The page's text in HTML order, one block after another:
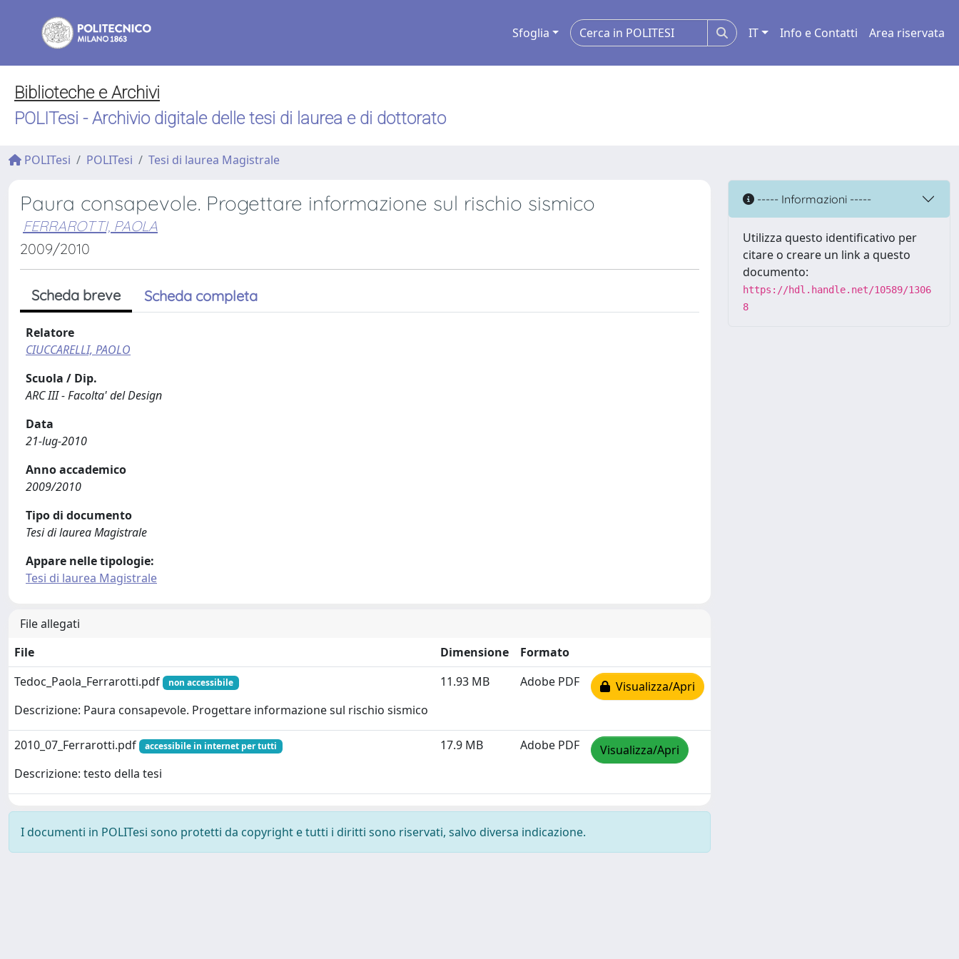
Sfoglia IT Info e Contatti Area riservata
Biblioteche e Archivi
POLITesi - Archivio digitale delle tesi di laurea e di dottorato
POLITesi POLITesi Tesi di laurea Magistrale
Paura consapevole. Progettare informazione sul rischio sismico
FERRAROTTI, PAOLA
2009/2010
Scheda breve Scheda completa
Relatore
CIUCCARELLI, PAOLO
Scuola / Dip.
ARC III - Facolta' del Design
Data
21-lug-2010
Anno accademico
2009/2010
Tipo di documento
Tesi di laurea Magistrale
Appare nelle tipologie:
Tesi di laurea Magistrale
File allegati
File
Dimensione
Formato
Tedoc_Paola_Ferrarotti.pdf
non accessibile
Descrizione: Paura consapevole. Progettare informazione sul rischio sismico
11.93 MB Adobe PDF Visualizza/Apri
2010_07_Ferrarotti.pdf accessibile in internet per tutti
Descrizione: testo della tesi
17.9 MB Adobe PDF Visualizza/Apri
I documenti in POLITesi sono protetti da copyright e tutti i diritti sono riservati, salvo diversa indicazione.
----- Informazioni -----
Utilizza questo identificativo per
citare o creare un link a questo
documento:
https://hdl.handle.net/10589/1306
8